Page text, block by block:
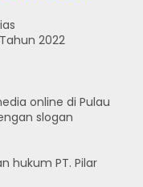
2022
online di Pulau
slogan
hukum PT. Pilar